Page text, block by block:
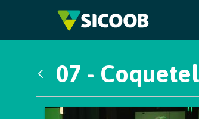
Pular para o Conteúdo principal
07 - Coquetel
Galeria de Mídias